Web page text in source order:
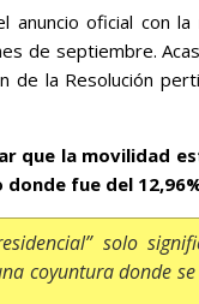
oficial con
de septiembre.
de la Resolución
que la movilidad
fue del
” solo
coyuntura donde